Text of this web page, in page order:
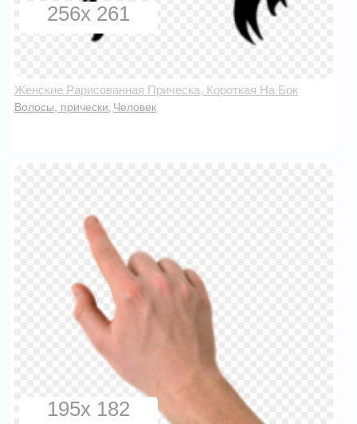
256x 261
Женские Рарисованная Прическа, Короткая На Бок
Волосы, прически Человек
195x 182